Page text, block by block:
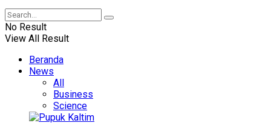
No Result
View All Result
Beranda
News
All
Business
Science